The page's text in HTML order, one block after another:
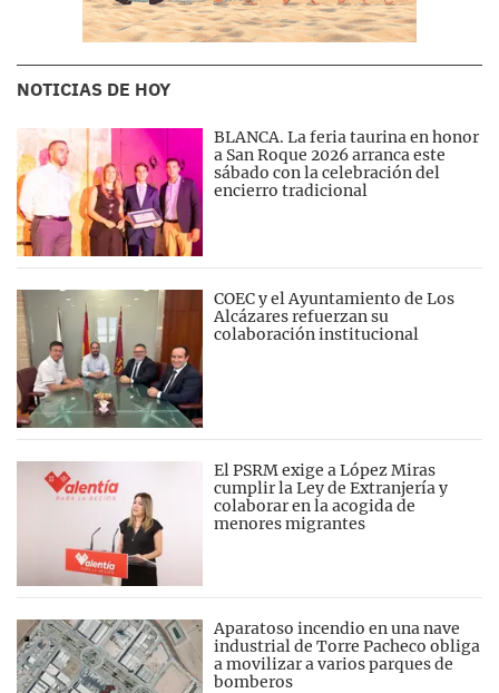
NOTICIAS DE HOY
BLANCA. La feria taurina en honor
a San Roque 2026 arranca este
sábado con la celebración del
encierro tradicional
COEC y el Ayuntamiento de Los
Alcázares refuerzan su
colaboración institucional
El PSRM exige a López Miras
cumplir la Ley de Extranjería y
colaborar en la acogida de
menores migrantes
Aparatoso incendio en una nave
industrial de Torre Pacheco obliga
a movilizar a varios parques de
bomberos